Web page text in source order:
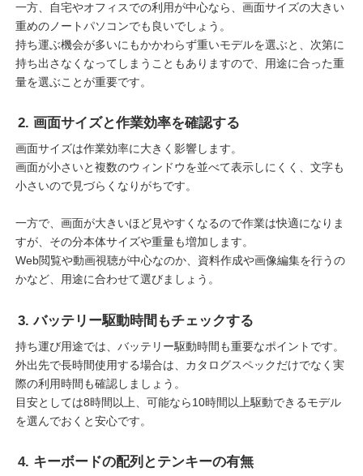
一方、自宅やオフィスでの利用が中心なら、画面サイズの大きい
重めのノートパソコンでも良いでしょう。
持ち運ぶ機会が多いにもかかわらず重いモデルを選ぶと、次第に
持ち出さなくなってしまうこともありますので、用途に合った重
量を選ぶことが重要です。
2. 画面サイズと作業効率を確認する
画面サイズは作業効率に大きく影響します。
画面が小さいと複数のウィンドウを並べて表示しにくく、文字も
小さいので見づらくなりがちです。
一方で、画面が大きいほど見やすくなるので作業は快適になりま
すが、その分本体サイズや重量も増加します。
Web閲覧や動画視聴が中心なのか、資料作成や画像編集を行うの
かなど、用途に合わせて選びましょう。
3. バッテリー駆動時間もチェックする
持ち運び用途では、バッテリー駆動時間も重要なポイントです。
外出先で長時間使用する場合は、カタログスペックだけでなく実
際の利用時間も確認しましょう。
目安としては8時間以上、可能なら10時間以上駆動できるモデル
を選んでおくと安心です。
4. キーボードの配列とテンキーの有無